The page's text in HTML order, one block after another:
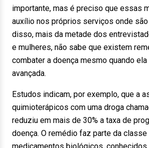
importante, mas é preciso que essas
auxílio nos próprios serviços onde
disso, mais da metade dos
e mulheres, não sabe que existem
combater a doença mesmo quando ela
avançada.
Estudos indicam, por exemplo, que a
quimioterápicos com uma droga
reduziu em mais de 30% a taxa de
doença. O remédio faz parte da classe